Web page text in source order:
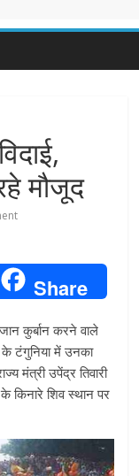
मौजूद
Share
कुर्बान करने वाले
के टंगुनिया में उनका
मंत्री उपेंद्र तिवारी
किनारे शिव स्थान पर